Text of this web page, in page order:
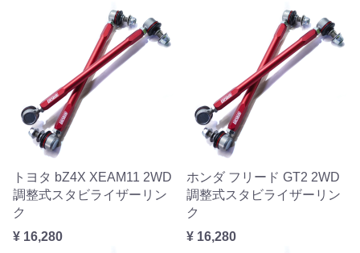
トヨタ bZ4X XEAM11 2WD
調整式スタビライザーリン
ク
¥ 16,280
ホンダ フリード GT2 2WD
調整式スタビライザーリン
ク
¥ 16,280